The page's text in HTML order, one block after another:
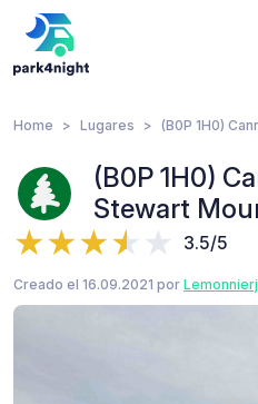
Home Lugares (B0P 1H0)
(B0P 1H0)
Stewart
3.5/5
Creado el 16.09.2021 por